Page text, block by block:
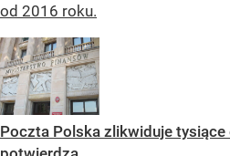
od 2016 roku.
Poczta Polska zlikwiduje